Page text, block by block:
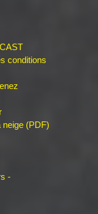
conditions
neige (PDF)
-